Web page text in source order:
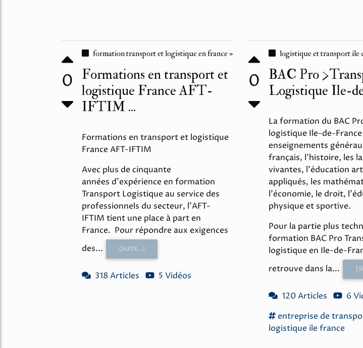
0
formation transport et logistique en france »
Formations en transport et
logistique France AFT-
IFTIM ...
Formations en transport et logistique
France AFT-IFTIM
Avec plus de cinquante
années d'expérience en formation
Transport Logistique au service des
professionnels du secteur, l'AFT-
IFTIM tient une place à part en
France. Pour répondre aux exigences
des...
[SUITE...]
318 Articles 5 Vidéos
0
logistique et transport ile
BAC Pro
Logistique Ile-
La formation du BAC
logistique Ile-de-
enseignements
français, l'histoire, les
vivantes, l'éducation
appliqués, les
l'économie, le droit,
physique et sportive.
Pour la partie plus
formation BAC Pro
logistique en Ile-de-
retrouve dans la...
120 Articles
6
entreprise de
logistique ilefrance